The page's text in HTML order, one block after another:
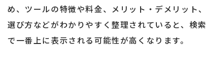
め、ツールの特徴や料金、メリット・デメリット、
選び方などがわかりやすく整理されていると、検索
で一番上に表示される可能性が高くなります。